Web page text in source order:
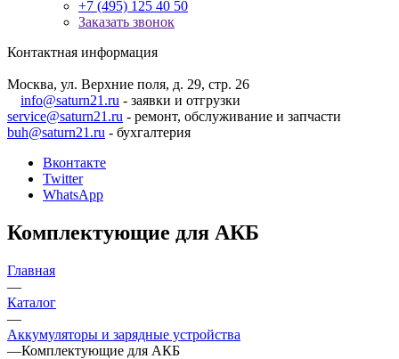
+7 (495) 125 40 50
Заказать звонок
Контактная информация
Москва, ул. Верхние поля, д. 29, стр. 26
info@saturn21.ru - заявки и отгрузки
service@saturn21.ru - ремонт, обслуживание и запчасти
buh@saturn21.ru - бухгалтерия
Вконтакте
Twitter
WhatsApp
Комплектующие для АКБ
Главная
—
Каталог
—
Аккумуляторы и зарядные устройства
—Комплектующие для АКБ